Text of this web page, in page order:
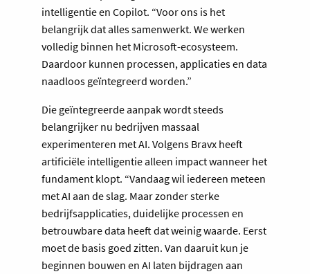
intelligentie en Copilot. “Voor ons is het
belangrijk dat alles samenwerkt. We werken
volledig binnen het Microsoft-ecosysteem.
Daardoor kunnen processen, applicaties en data
naadloos geïntegreerd worden.”
Die geïntegreerde aanpak wordt steeds
belangrijker nu bedrijven massaal
experimenteren met AI. Volgens Bravx heeft
artificiële intelligentie alleen impact wanneer het
fundament klopt. “Vandaag wil iedereen meteen
met AI aan de slag. Maar zonder sterke
bedrijfsapplicaties, duidelijke processen en
betrouwbare data heeft dat weinig waarde. Eerst
moet de basis goed zitten. Van daaruit kun je
beginnen bouwen en AI laten bijdragen aan